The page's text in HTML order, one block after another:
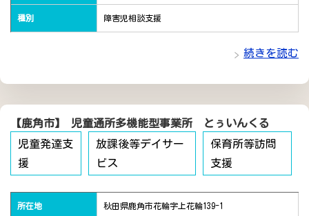
種別 障害児相談支援
続きを読む
【鹿角市】 児童通所多機能型事業所 とぅいんくる
児童発達支
援
放課後等デイサー
ビス
保育所等訪問
支援
所在地 秋田県鹿角市花輪字上花輪139-1